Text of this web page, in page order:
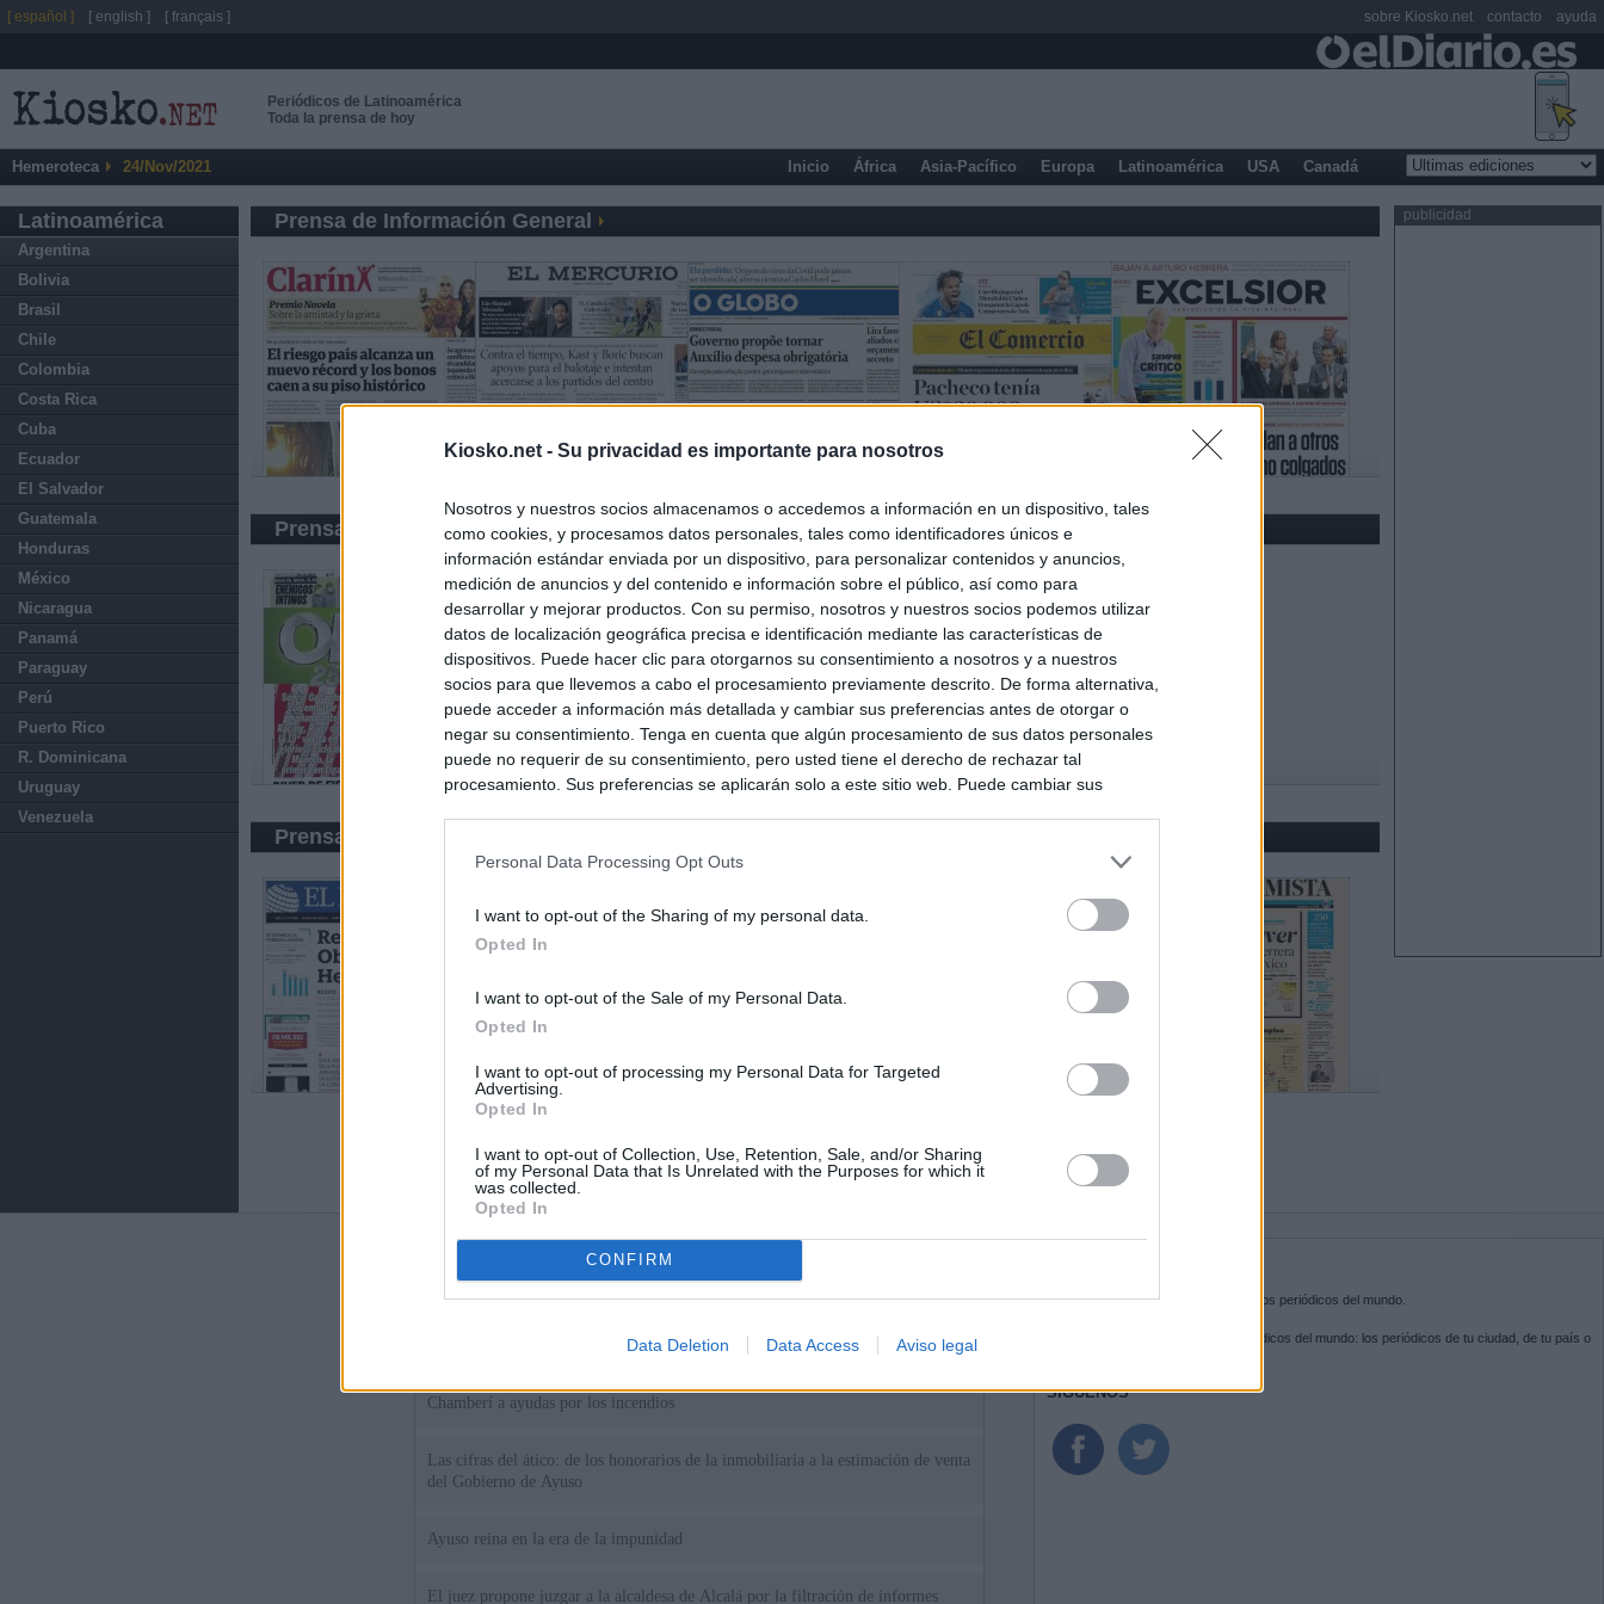
Kiosko.net - Su privacidad es importante para nosotros
Nosotros y nuestros socios almacenamos o accedemos a información en un dispositivo, tales
como cookies, y procesamos datos personales, tales como identificadores únicos e
información estándar enviada por un dispositivo, para personalizar contenidos y anuncios,
medición de anuncios y del contenido e información sobre el público, así como para
desarrollar y mejorar productos. Con su permiso, nosotros y nuestros socios podemos utilizar
datos de localización geográfica precisa e identificación mediante las características de
dispositivos. Puede hacer clic para otorgarnos su consentimiento a nosotros y a nuestros
socios para que llevemos a cabo el procesamiento previamente descrito. De forma alternativa,
puede acceder a información más detallada y cambiar sus preferencias antes de otorgar o
negar su consentimiento. Tenga en cuenta que algún procesamiento de sus datos personales
puede no requerir de su consentimiento, pero usted tiene el derecho de rechazar tal
procesamiento. Sus preferencias se aplicarán solo a este sitio web. Puede cambiar sus
Personal Data Processing Opt Outs
I want to opt-out of the Sharing of my personal data.
Opted In
I want to opt-out of the Sale of my Personal Data.
Opted In
I want to opt-out of processing my Personal Data for Targeted
Advertising.
Opted In
I want to opt-out of Collection, Use, Retention, Sale, and/or Sharing
of my Personal Data that Is Unrelated with the Purposes for which it
was collected.
Opted In
CONFIRM
Data Deletion Data Access Aviso legal
Periódicos de Latinoamérica
Toda la prensa de hoy
Hemeroteca 24/Nov/2021 Inicio África Asia-Pacífico Europa Latinoamérica USA Canadá
Latinoamérica
Argentina
Bolivia
Brasil
Chile
Colombia
Costa Rica
Cuba
Ecuador
El Salvador
Guatemala
Honduras
México
Nicaragua
Panamá
Paraguay
Perú
Puerto Rico
R. Dominicana
Uruguay
Venezuela
publicidad
Prensa de Información General
Prensa Deportiva
Prensa Económica
El consejero al que Ayuso señaló por la compra del ático: "Lo que no se dice es
Chamberí a ayudas por los incendios
Las cifras del ático: de los honorarios de la inmobiliaria a la estimación de venta
del Gobierno de Ayuso
Ayuso reina en la era de la impunidad
El juez propone juzgar a la alcaldesa de Alcalá por la filtración de informes
Kiosko.netes la puerta de entrada a los periódicos del mundo.
Navega por las portadas de los periódicos del mundo: los periódicos de tu ciudad, de tu país o
SÍGUENOS
[ español ] [ english ] [ français ] sobre Kiosko.net contacto ayuda